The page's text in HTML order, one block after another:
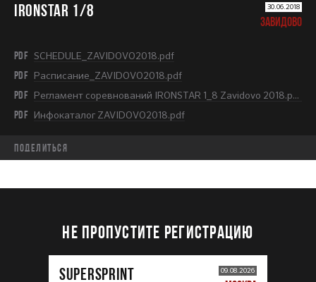
IRONSTAR 1/8 30.06.2018
ЗАВИДОВО
PDF SCHEDULE_ZAVIDOVO2018.pdf
PDF Расписание_ZAVIDOVO2018.pdf
PDF Регламент соревнований IRONSTAR 1_8 Zavidovo 2018.pdf
PDF Инфокаталог ZAVIDOVO2018.pdf
Поделиться
НЕ ПРОПУСТИТЕ РЕГИСТРАЦИЮ
SUPERSPRINT 09.08.2026